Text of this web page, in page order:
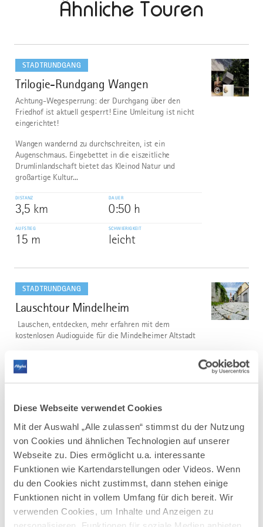
Diese Webseite verwendet Cookies
Mit der Auswahl „Alle zulassen“ stimmst du der Nutzung
von Cookies und ähnlichen Technologien auf unserer
Webseite zu. Dies ermöglicht u.a. interessante
Funktionen wie Kartendarstellungen oder Videos. Wenn
du den Cookies nicht zustimmst, dann stehen einige
Funktionen nicht in vollem Umfang für dich bereit. Wir
verwenden Cookies, um Inhalte und Anzeigen zu
Ähnliche Touren
STADTRUNDGANG
1
Trilogie-Rundgang Wangen
©
Achtung-Wegesperrung: der Durchgang über den
Friedhof ist aktuell gesperrt! Eine Umleitung ist nicht
eingerichtet!
Wangen wandernd zu durchschreiten, ist ein
Augenschmaus. Eingebettet in die eiszeitliche
Drumlinlandschaft bietet das Kleinod Natur und
großartige Kultur...
DISTANZ
3,5 km
DAUER
0:50 h
AUFSTIEG
15 m
SCHWIERIGKEIT
leicht
dazu
STADTRUNDGANG
2
Lauschtour Mindelheim
©
Lauschen, entdecken, mehr erfahren mit dem
kostenlosen Audioguide für die Mindelheimer Altstadt
1,0 km
dazu
STADTRUNDGANG
Lauschtour Memmingen
Der kostenfreie Audioguide führt dich auf eigene Faust
entlang des roten Weges durch die Altstadt – direkt zu
den wichtigsten Sehenswürdigkeiten. In der
Lauschtour-App erwarten dich spannende Hintergründe
mehr
dazu